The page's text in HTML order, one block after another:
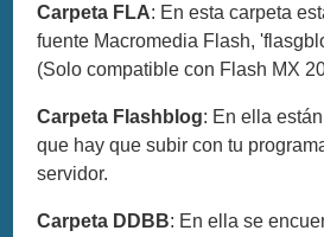
Carpeta FLA: En esta carpeta
fuente Macromedia Flash,
(Solo compatible con Flash MX
Carpeta Flashblog: En ella
que hay que subir con tu
servidor.
Carpeta DDBB: En ella se